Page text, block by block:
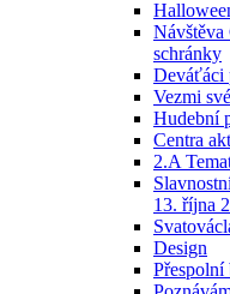
Návštěva
schránky
Deváťáci
Vezmi
Hudební
Centra
2.A
13. října
Design
Přespolní